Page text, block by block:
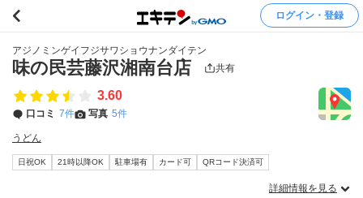
ログイン・登録
アジノミンゲイフジサワショウナンダイテン
味の民芸藤沢湘南台店 共有
3.60
口コミ 7件 写真 5件
うどん
日祝OK 21時以降OK 駐車場有 カード可 QRコード決済可
詳細情報を見る